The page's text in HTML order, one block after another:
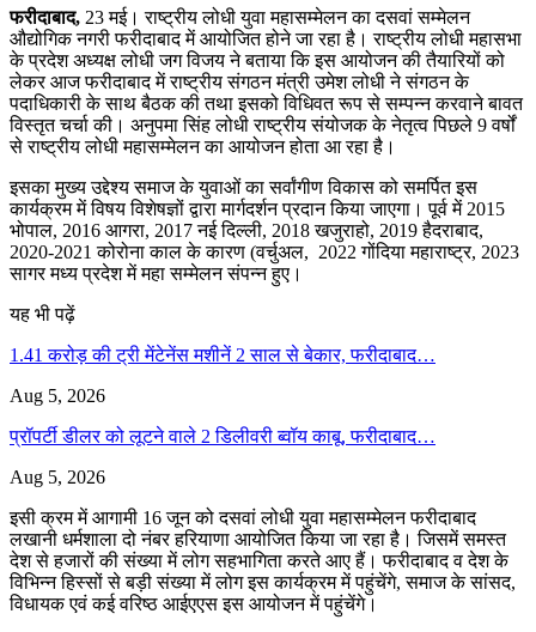
फरीदाबाद, 23 मई। राष्ट्रीय लोधी युवा महासम्मेलन का दसवां सम्मेलन
औद्योगिक नगरी फरीदाबाद में आयोजित होने जा रहा है। राष्ट्रीय लोधी महासभा
के प्रदेश अध्यक्ष लोधी जग विजय ने बताया कि इस आयोजन की तैयारियों को
लेकर आज फरीदाबाद में राष्ट्रीय संगठन मंत्री उमेश लोधी ने संगठन के
पदाधिकारी के साथ बैठक की तथा इसको विधिवत रूप से सम्पन्न करवाने बावत
विस्तृत चर्चा की। अनुपमा सिंह लोधी राष्ट्रीय संयोजक के नेतृत्व पिछले 9 वर्षों
से राष्ट्रीय लोधी महासम्मेलन का आयोजन होता आ रहा है।
इसका मुख्य उद्देश्य समाज के युवाओं का सर्वांगीण विकास को समर्पित इस
कार्यक्रम में विषय विशेषज्ञों द्वारा मार्गदर्शन प्रदान किया जाएगा। पूर्व में 2015
भोपाल, 2016 आगरा, 2017 नई दिल्ली, 2018 खजुराहो, 2019 हैदराबाद,
2020-2021 कोरोना काल के कारण (वर्चुअल, 2022 गोंदिया महाराष्ट्र, 2023
सागर मध्य प्रदेश में महा सम्मेलन संपन्न हुए।
यह भी पढ़ें
1.41 करोड़ की ट्री मेंटेनेंस मशीनें 2 साल से बेकार, फरीदाबाद…
Aug 5, 2026
प्रॉपर्टी डीलर को लूटने वाले 2 डिलीवरी ब्वॉय काबू, फरीदाबाद…
Aug 5, 2026
इसी क्रम में आगामी 16 जून को दसवां लोधी युवा महासम्मेलन फरीदाबाद
लखानी धर्मशाला दो नंबर हरियाणा आयोजित किया जा रहा है। जिसमें समस्त
देश से हजारों की संख्या में लोग सहभागिता करते आए हैं। फरीदाबाद व देश के
विभिन्न हिस्सों से बड़ी संख्या में लोग इस कार्यक्रम में पहुंचेंगे, समाज के सांसद,
विधायक एवं कई वरिष्ठ आईएएस इस आयोजन में पहुंचेंगे।